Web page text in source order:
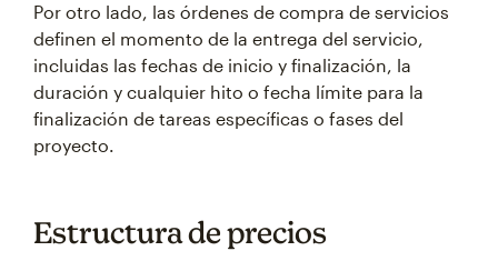
Por otro lado, las órdenes de compra de servicios
definen el momento de la entrega del servicio,
incluidas las fechas de inicio y finalización, la
duración y cualquier hito o fecha límite para la
finalización de tareas específicas o fases del
proyecto.
Estructura de precios